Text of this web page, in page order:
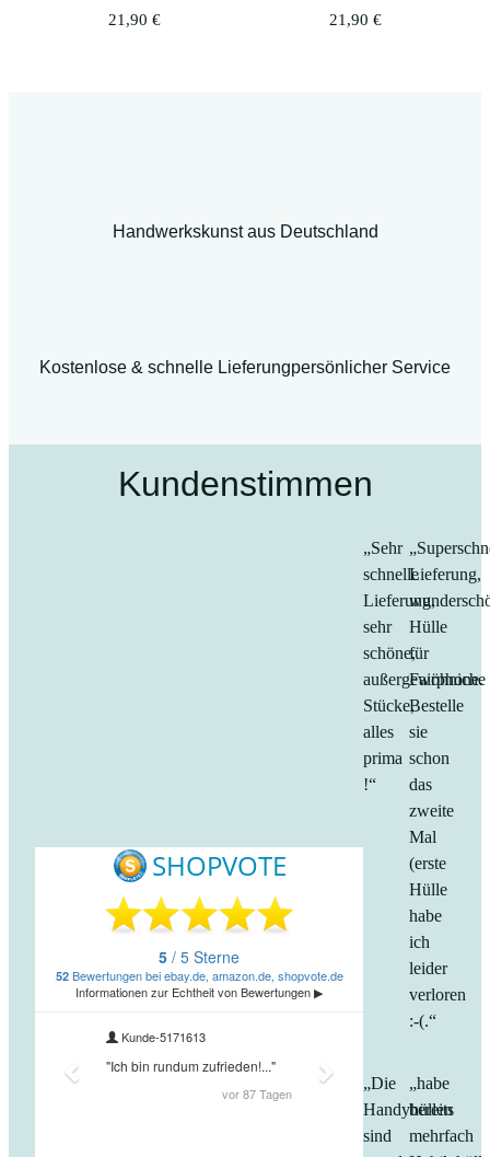
21,90 € 21,90€
Handwerkskunst aus Deutschland
Kostenlose & schnelle Lieferungpersönlicher Service
Kundenstimmen
„Sehr
schnelle
Lieferung,
sehr
schöne,
außergewöhniche
Stücke,
alles
prima
!“
Lieferung,
Hülle
für
Fairphone.
Bestelle
sie
schon
das
zweite
Mal
(erste
Hülle
habe
ich
leider
verloren
:-(.“
„Die
Handyhüllen
sind
„habe
bereits
mehrfach